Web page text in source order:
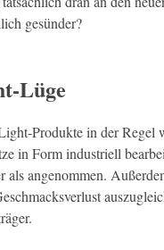
gesünder?
Lüge
Produkte in der Regel
in Form industriell
als angenommen.